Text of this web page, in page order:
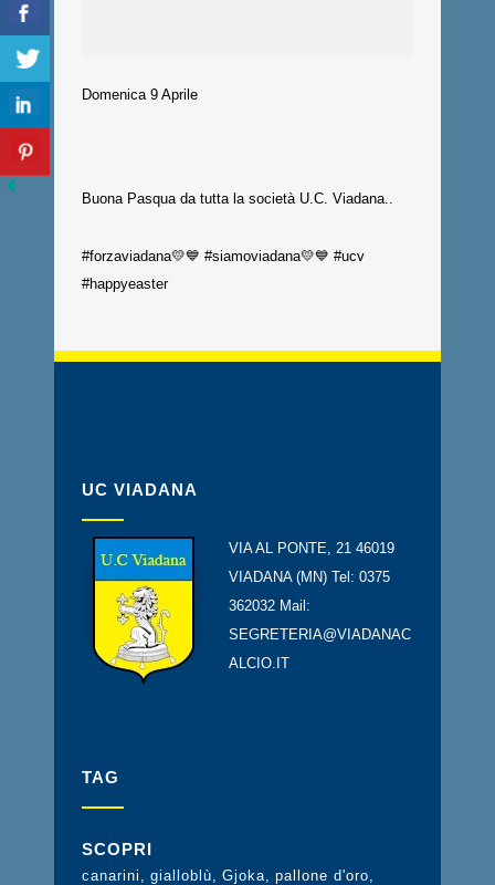
Domenica 9 Aprile
Buona Pasqua da tutta la società U.C. Viadana..
#forzaviadana💛💙 #siamoviadana💛💙 #ucv
#happyeaster
UC VIADANA
VIA AL PONTE, 21 46019
VIADANA (MN) Tel: 0375
362032 Mail:
SEGRETERIA@VIADANAC
ALCIO.IT
TAG
SCOPRI
canarini gialloblù Gjoka pallone d'oro